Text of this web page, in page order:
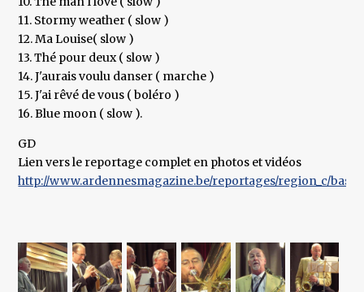
11. Stormy weather ( slow )
12. Ma Louise( slow )
13. Thé pour deux ( slow )
14. J'aurais voulu danser ( marche )
15. J'ai rêvé de vous ( boléro )
16. Blue moon ( slow ).
GD
Lien vers le reportage complet en photos et vidéos
http://www.ardennesmagazine.be/reportages/region_c/